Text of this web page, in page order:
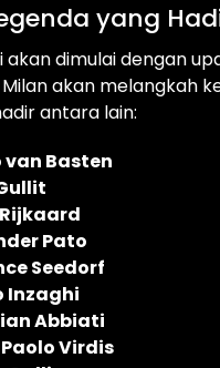
yang
akan dimulai dengan
akan melangkah
antara lain:
van Basten
Pato
Seedorf
Inzaghi
Abbiati
Virdis